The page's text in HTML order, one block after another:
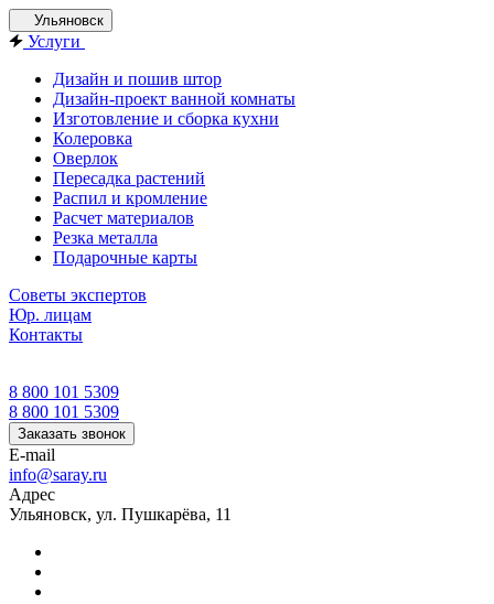
Ульяновск
Услуги
Дизайн и пошив штор
Дизайн-проект ванной комнаты
Изготовление и сборка кухни
Колеровка
Оверлок
Пересадка растений
Распил и кромление
Расчет материалов
Резка металла
Подарочные карты
Советы экспертов
Юр. лицам
Контакты
8 800 101 5309
8 800 101 5309
Заказать звонок
E-mail
info@saray.ru
Адрес
Ульяновск, ул. Пушкарёва, 11